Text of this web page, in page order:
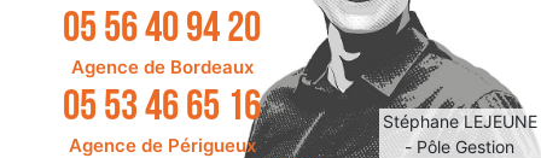
Stéphane LEJEUNE
- Pôle Gestion
05 56 40 94 20
Agence de Bordeaux
05 53 46 65 16
Agence de Périgueux